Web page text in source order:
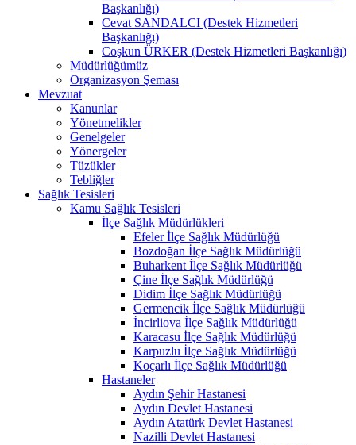
Başkanlığı)
Cevat SANDALCI (Destek Hizmetleri
Başkanlığı)
Coşkun ÜRKER (Destek Hizmetleri Başkanlığı)
Müdürlüğümüz
Organizasyon Şeması
Mevzuat
Kanunlar
Yönetmelikler
Genelgeler
Yönergeler
Tüzükler
Tebliğler
Sağlık Tesisleri
Kamu Sağlık Tesisleri
İlçe Sağlık Müdürlükleri
Efeler İlçe Sağlık Müdürlüğü
Bozdoğan İlçe Sağlık Müdürlüğü
Buharkent İlçe Sağlık Müdürlüğü
Çine İlçe Sağlık Müdürlüğü
Didim İlçe Sağlık Müdürlüğü
Germencik İlçe Sağlık Müdürlüğü
İncirliova İlçe Sağlık Müdürlüğü
Karacasu İlçe Sağlık Müdürlüğü
Karpuzlu İlçe Sağlık Müdürlüğü
Koçarlı İlçe Sağlık Müdürlüğü
Hastaneler
Aydın Şehir Hastanesi
Aydın Devlet Hastanesi
Aydın Atatürk Devlet Hastanesi
Nazilli Devlet Hastanesi